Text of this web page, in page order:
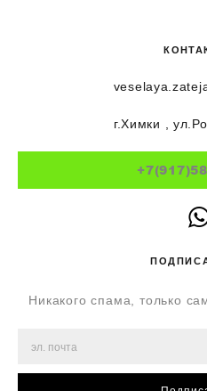
г.Химки ,
Никакого спама, только